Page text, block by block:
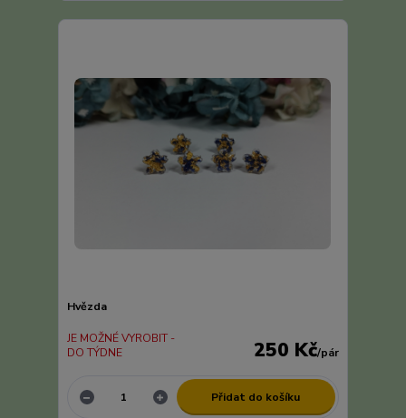
Hvězda
250 Kč/pár
JE MOŽNÉ VYROBIT -
DO TÝDNE
Přidat do košíku